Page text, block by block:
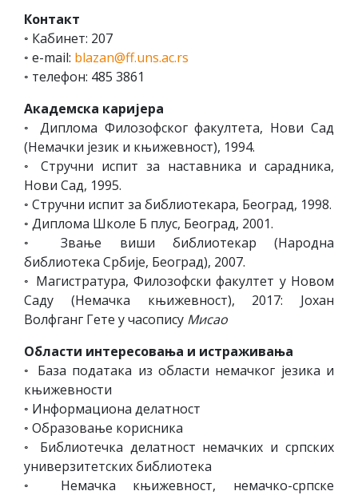
Контакт
◦ Кабинет: 207
◦ e-mail: blazan@ff.uns.ac.rs
◦ телефон: 485 3861
Академска каријера
◦ Диплома Филозофског факултета, Нови Сад
(Немачки језик и књижевност), 1994.
◦ Стручни испит за наставника и сарадника,
Нови Сад, 1995.
◦ Стручни испит за библиотекара, Београд, 1998.
◦ Диплома Школе Б плус, Београд, 2001.
◦ Звање виши библиотекар (Народна
библиотека Србије, Београд), 2007.
◦ Магистратура, Филозофски факултет у Новом
Саду (Немачка књижевност), 2017: Јохан
Волфганг Гете у часопису Мисао
Области интересовања и истраживања
◦ База података из области немачког језика и
књижевности
◦ Информациона делатност
◦ Образовање корисника
◦ Библиотечка делатност немачких и српских
универзитетских библиотека
◦ Немачка књижевност, немачко-српске